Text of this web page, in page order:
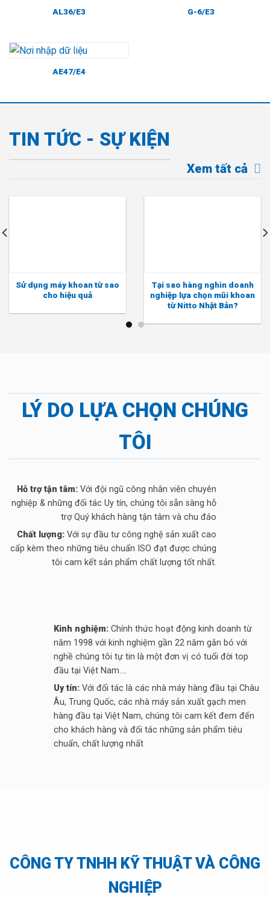
AL36/E3 G-6/E3
AE47/E4
TIN TỨC - SỰ KIỆN
Xem tất cả
Sử dụng máy khoan từ sao
cho hiệu quả
Tại sao hàng nghìn doanh
nghiệp lựa chọn mũi khoan
từ Nitto Nhật Bản?
LÝ DO LỰA CHỌN CHÚNG
TÔI
Hỗ trợ tận tâm: Với đội ngũ công nhân viên chuyên
nghiệp & những đối tác Uy tín, chúng tôi sẵn sàng hỗ
trợ Quý khách hàng tận tâm và chu đáo
Chất lượng: Với sự đầu tư công nghệ sản xuất cao
cấp kèm theo những tiêu chuẩn ISO đạt được chúng
tôi cam kết sản phẩm chất lượng tốt nhất.
Kinh nghiệm: Chính thức hoạt động kinh doanh từ
năm 1998 với kinh nghiệm gần 22 năm gắn bó với
nghề chúng tôi tự tin là một đơn vị có tuổi đời top
đầu tại Việt Nam....
Uy tín: Với đối tác là các nhà máy hàng đầu tại Châu
Âu, Trung Quốc, các nhà máy sản xuất gạch men
hàng đầu tại Việt Nam, chúng tôi cam kết đem đến
cho khách hàng và đối tác những sản phẩm tiêu
chuẩn, chất lượng nhất
CÔNG TY TNHH KỸ THUẬT VÀ CÔNG
NGHIỆP